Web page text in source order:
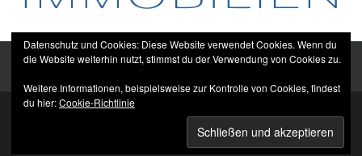
Datenschutzerklärung
TTC Düppel Dentalsplace e.V.© All rights reserved.
Datenschutz und Cookies: Diese Website verwendet Cookies. Wenn du
die Website weiterhin nutzt, stimmst du der Verwendung von Cookies zu.
Weitere Informationen, beispielsweise zur Kontrolle von Cookies, findest
du hier:Cookie-Richtlinie